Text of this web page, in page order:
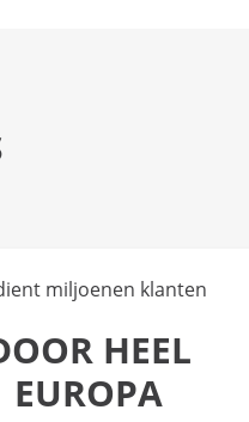
miljoenen klanten
HEEL
EUROPA